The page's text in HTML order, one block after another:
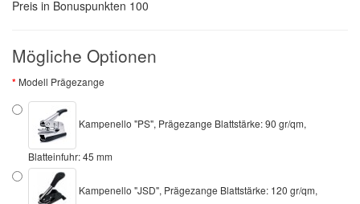
Preis in Bonuspunkten 100
Mögliche Optionen
Modell Prägezange
Kampenello "PS", Prägezange Blattstärke: 90 gr/qm,
Blatteinfuhr: 45 mm
Kampenello "JSD", Prägezange Blattstärke: 120 gr/qm,